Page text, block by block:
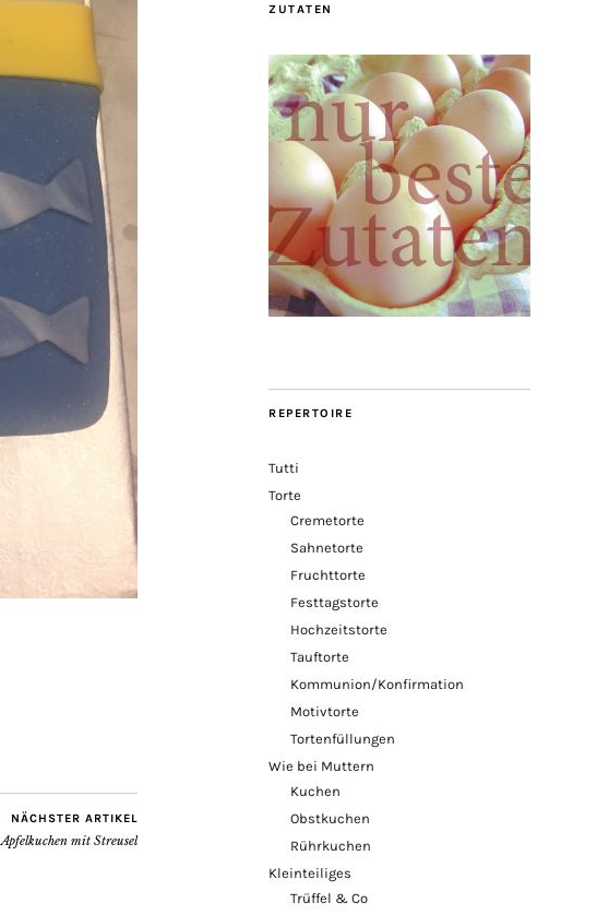
NÄCHSTER ARTIKEL
Apfelkuchen mit Streusel
ZUTATEN
REPERTOIRE
Tutti
Torte
Cremetorte
Sahnetorte
Fruchttorte
Festtagstorte
Hochzeitstorte
Tauftorte
Kommunion/Konfirmation
Motivtorte
Tortenfüllungen
Wie bei Muttern
Kuchen
Obstkuchen
Rührkuchen
Kleinteiliges
Trüffel & Co